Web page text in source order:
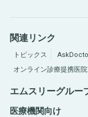
関連リンク
トピックス
オンライン診療提携医
エムスリーグルー
医療機関向け